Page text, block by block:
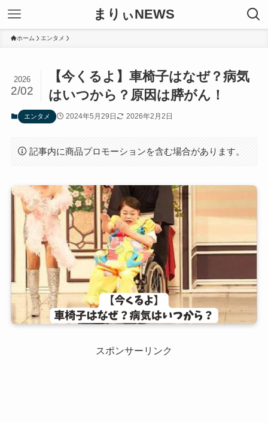
まりぃNEWS
ホーム エンタメ
【今くるよ】車椅子はなぜ？病気
はいつから？原因は膵がん！
2026
2/02
エンタメ 2024年5月29日 2026年2月2日
記事内に商品プロモーションを含む場合があります。
スポンサーリンク